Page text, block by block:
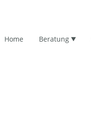
Home Beratung